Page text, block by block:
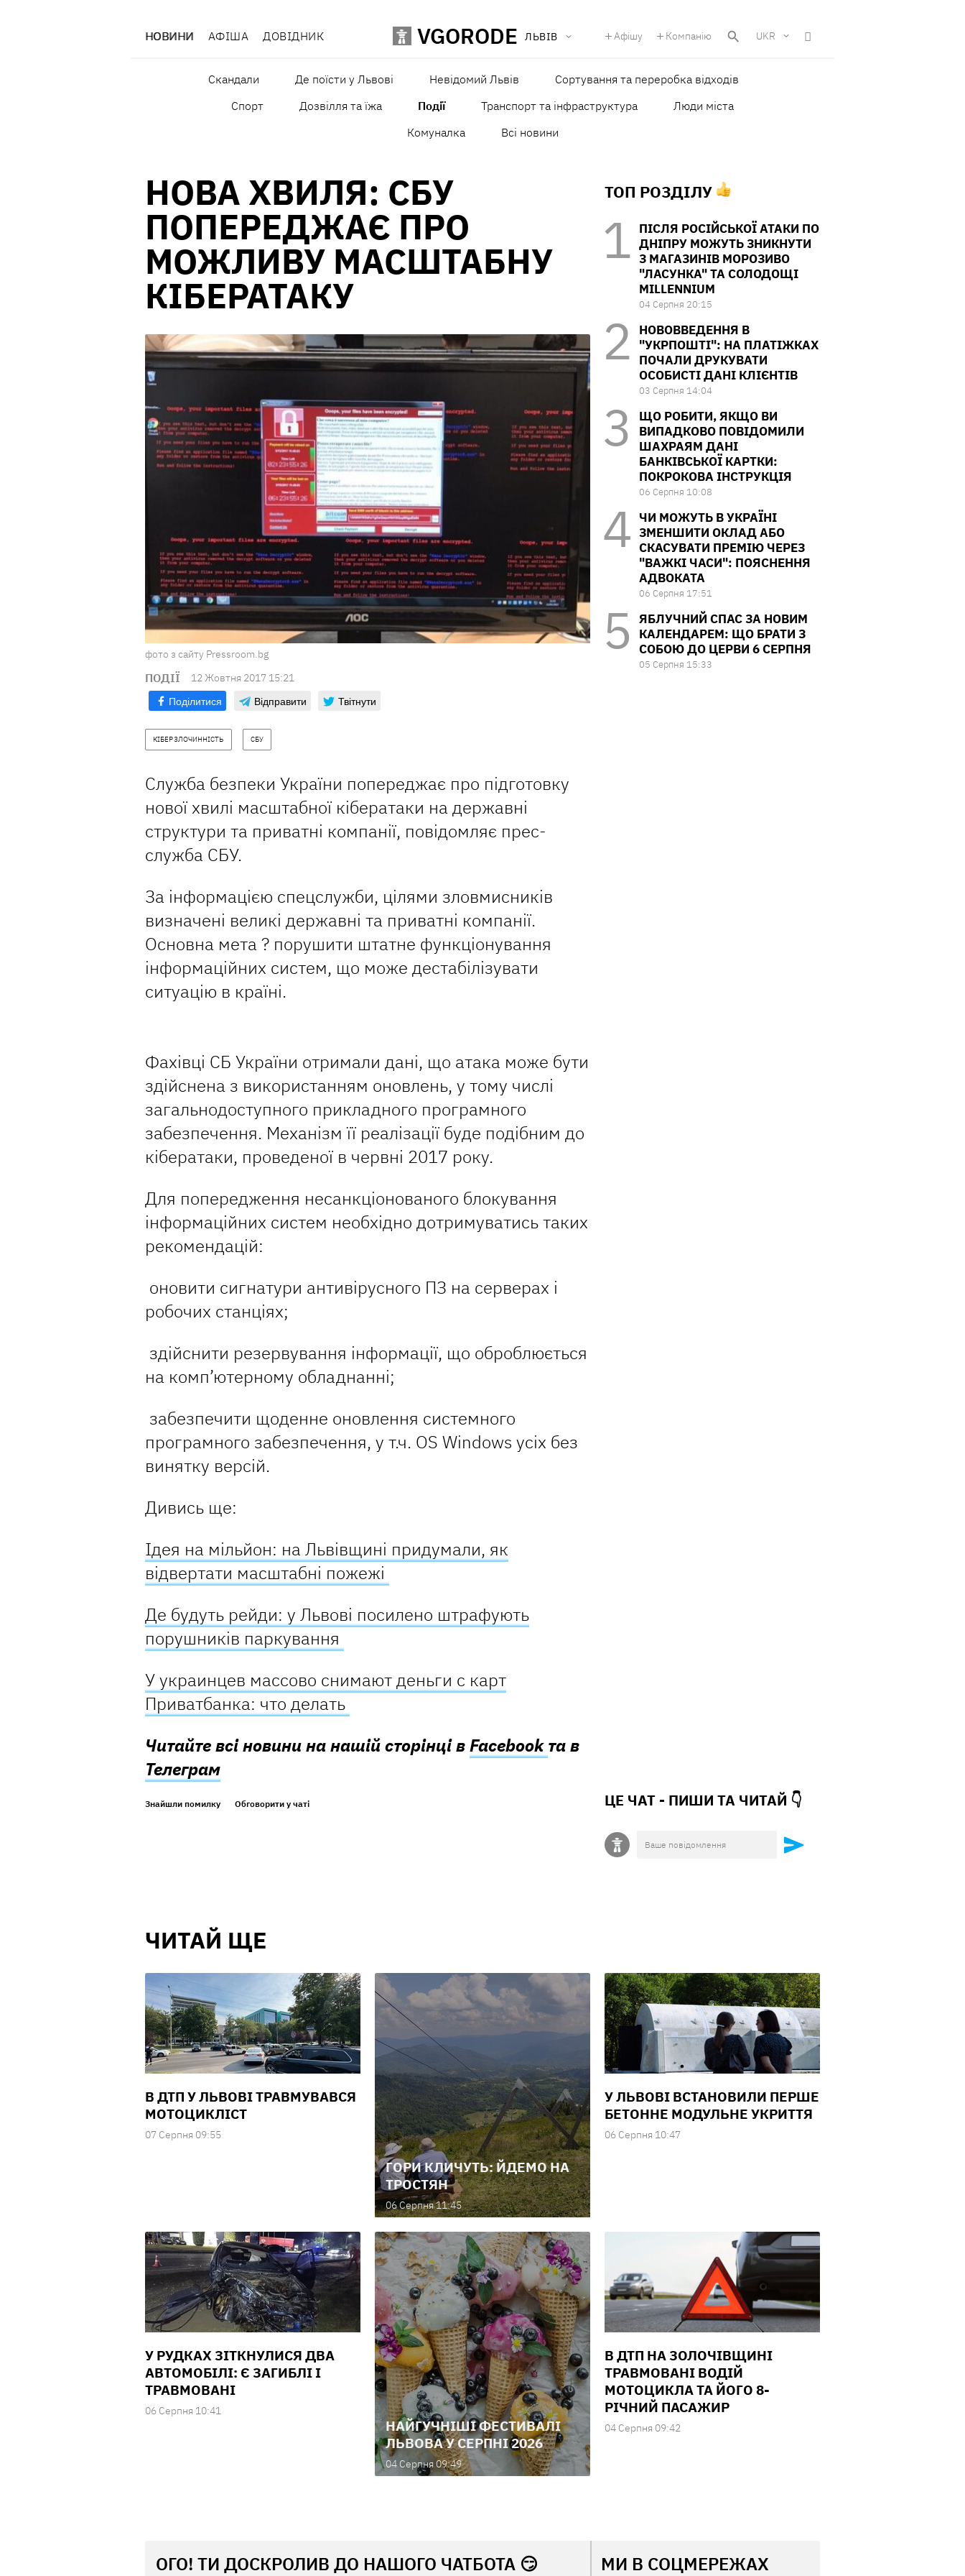
НОВИНИ АФІША ДОВІДНИК VGORODE ЛЬВІВ Афішу Компанію UKR
Скандали Де поїсти у Львові Невідомий Львів
Сортування та переробка відходів
Спорт
Дозвілля та їжа Події Транспорт та інфраструктура
Люди міста
Комуналка
Всі новини
НОВА ХВИЛЯ: СБУ
ПОПЕРЕДЖАЄ ПРО
МОЖЛИВУ МАСШТАБНУ
КІБЕРАТАКУ
фото з сайту Pressroom.bg
ПОДІЇ 12 Жовтня 2017 15:21
Поділитися Відправити Твітнути
КІБЕРЗЛОЧИННІСТЬ СБУ
Служба безпеки України попереджає про підготовку
нової хвилі масштабної кібератаки на державні
структури та приватні компанії, повідомляє прес-
служба СБУ.
За інформацією спецслужби, цілями зловмисників
визначені великі державні та приватні компанії.
Основна мета ? порушити штатне функціонування
інформаційних систем, що може дестабілізувати
ситуацію в країні.
Фахівці СБ України отримали дані, що атака може бути
здійснена з використанням оновлень, у тому числі
загальнодоступного прикладного програмного
забезпечення. Механізм її реалізації буде подібним до
кібератаки, проведеної в червні 2017 року.
Для попередження несанкціонованого блокування
інформаційних систем необхідно дотримуватись таких
рекомендацій:
оновити сигнатури антивірусного ПЗ на серверах і
робочих станціях;
здійснити резервування інформації, що оброблюється
на комп’ютерному обладнанні;
забезпечити щоденне оновлення системного
програмного забезпечення, у т.ч. OS Windows усіх без
винятку версій.
Дивись ще:
Ідея на мільйон: на Львівщині придумали, як
відвертати масштабні пожежі
Де будуть рейди: у Львові посилено штрафують
порушників паркування
У украинцев массово снимают деньги с карт
Приватбанка: что делать
Читайте всі новини на нашій сторінці вFacebookта в
Телеграм
Знайшли помилку Обговорити у чаті
ТОП РОЗДІЛУ
ПІСЛЯ РОСІЙСЬКОЇ АТАКИ ПО
ДНІПРУ МОЖУТЬ ЗНИКНУТИ
З МАГАЗИНІВ МОРОЗИВО
"ЛАСУНКА" ТА СОЛОДОЩІ
MILLENNIUM
04 Серпня 20:15
НОВОВВЕДЕННЯ В
"УКРПОШТІ": НА ПЛАТІЖКАХ
ПОЧАЛИ ДРУКУВАТИ
ОСОБИСТІ ДАНІ КЛІЄНТІВ
03 Серпня 14:04
ЩО РОБИТИ, ЯКЩО ВИ
ВИПАДКОВО ПОВІДОМИЛИ
ШАХРАЯМ ДАНІ
БАНКІВСЬКОЇ КАРТКИ:
ПОКРОКОВА ІНСТРУКЦІЯ
06 Серпня 10:08
ЧИ МОЖУТЬ В УКРАЇНІ
ЗМЕНШИТИ ОКЛАД АБО
СКАСУВАТИ ПРЕМІЮ ЧЕРЕЗ
"ВАЖКІ ЧАСИ": ПОЯСНЕННЯ
АДВОКАТА
06 Серпня 17:51
ЯБЛУЧНИЙ СПАС ЗА НОВИМ
КАЛЕНДАРЕМ: ЩО БРАТИ З
СОБОЮ ДО ЦЕРВИ 6 СЕРПНЯ
05 Серпня 15:33
ЦЕ ЧАТ - ПИШИ ТА ЧИТАЙ 👇
ЧИТАЙ ЩЕ
В ДТП У ЛЬВОВІ ТРАВМУВАВСЯ
МОТОЦИКЛІСТ
07 Серпня 09:55
ГОРИ КЛИЧУТЬ: ЙДЕМО НА
ТРОСТЯН
06 Серпня 11:45
У ЛЬВОВІ ВСТАНОВИЛИ ПЕРШЕ
БЕТОННЕ МОДУЛЬНЕ УКРИТТЯ
06 Серпня 10:47
У РУДКАХ ЗІТКНУЛИСЯ ДВА
АВТОМОБІЛІ: Є ЗАГИБЛІ І
ТРАВМОВАНІ
06 Серпня 10:41
НАЙГУЧНІШІ ФЕСТИВАЛІ
ЛЬВОВА У СЕРПНІ 2026
04 Серпня 09:49
В ДТП НА ЗОЛОЧІВЩИНІ
ТРАВМОВАНІ ВОДІЙ
МОТОЦИКЛА ТА ЙОГО 8-
РІЧНИЙ ПАСАЖИР
04 Серпня 09:42
ОГО! ТИ ДОСКРОЛИВ ДО НАШОГО ЧАТБОТА 😏 МИ В СОЦМЕРЕЖАХ